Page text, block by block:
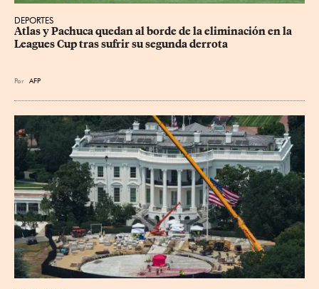
DEPORTES
Atlas y Pachuca quedan al borde de la eliminación en la
Leagues Cup tras sufrir su segunda derrota
Por AFP